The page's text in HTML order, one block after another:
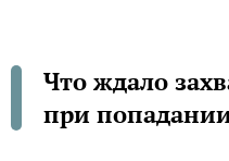
Что ждало
при